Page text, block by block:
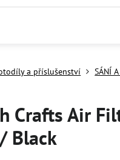
a příslušenství SÁNÍ
Crafts Air
Black